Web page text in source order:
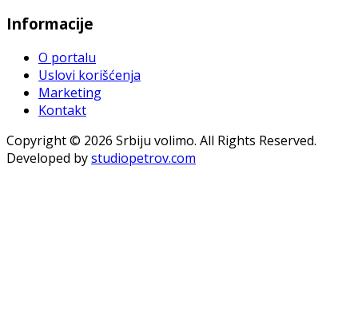
Informacije
O portalu
Uslovi korišćenja
Marketing
Kontakt
Copyright © 2026 Srbiju volimo. All Rights Reserved.
Developed bystudiopetrov.com